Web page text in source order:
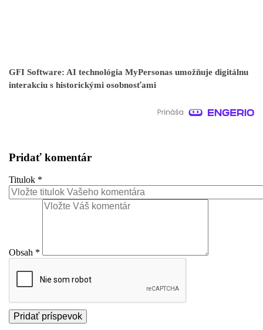
GFI Software: AI technológia MyPersonas umožňuje digitálnu
interakciu s historickými osobnosťami
Pridať komentár
Titulok *
Obsah *